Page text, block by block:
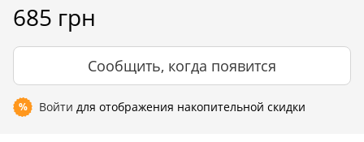
685 грн
Сообщить, когда появится
% Войти для отображения накопительной скидки